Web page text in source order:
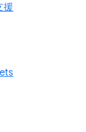
援